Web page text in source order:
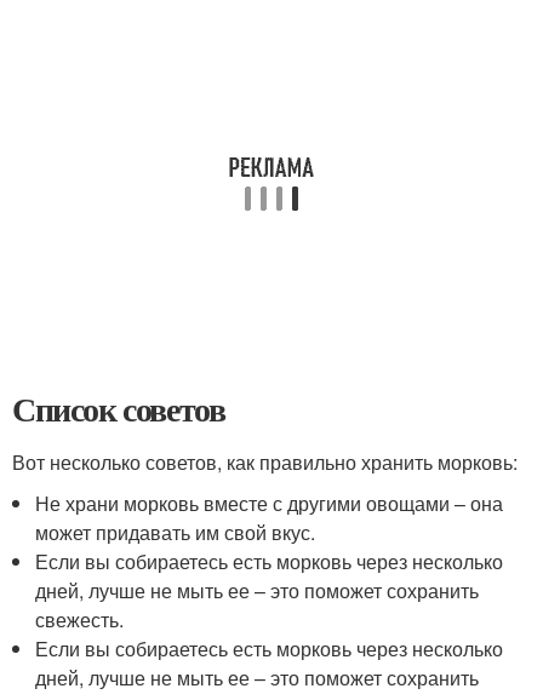
Список советов
Вот несколько советов, как правильно хранить морковь:
Не храни морковь вместе с другими овощами – она
может придавать им свой вкус.
Если вы собираетесь есть морковь через несколько
дней, лучше не мыть ее – это поможет сохранить
свежесть.
Если вы собираетесь есть морковь через несколько
дней, лучше не мыть ее – это поможет сохранить